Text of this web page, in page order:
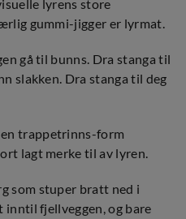
lyrens store
gummi-jigger er lyrmat.
gå til bunns. Dra stanga til
slakken. Dra stanga til deg
en trappetrinns-form
lagt merke til av lyren.
som stuper bratt ned i
inntil fjellveggen, og bare